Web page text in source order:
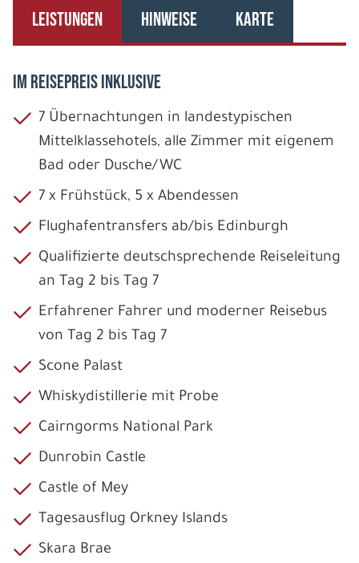
LEISTUNGEN HINWEISE KARTE
IM REISEPREIS INKLUSIVE
7 Übernachtungen in landestypischen
Mittelklassehotels, alle Zimmer mit eigenem
Bad oder Dusche/WC
7 x Frühstück, 5 x Abendessen
Flughafentransfers ab/bis Edinburgh
Qualifizierte deutschsprechende Reiseleitung
an Tag 2 bis Tag 7
Erfahrener Fahrer und moderner Reisebus
von Tag 2 bis Tag 7
Scone Palast
Whiskydistillerie mit Probe
Cairngorms National Park
Dunrobin Castle
Castle of Mey
Tagesausflug Orkney Islands
Skara Brae